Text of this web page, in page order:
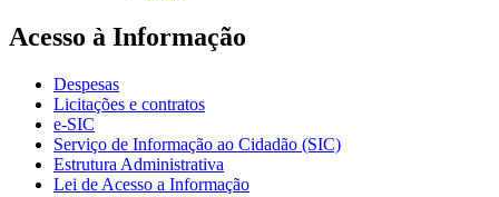
Acesso à Informação
Despesas
Licitações e contratos
e-SIC
Serviço de Informação ao Cidadão (SIC)
Estrutura Administrativa
Lei de Acesso a Informação